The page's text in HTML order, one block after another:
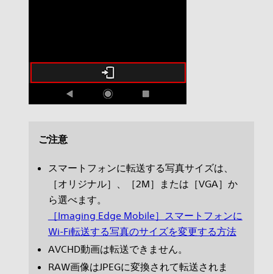
ご注意
スマートフォンに転送する写真サイズは、
［オリジナル］、［2M］または［VGA］か
ら選べます。
［Imaging Edge Mobile］スマートフォンに
Wi-Fi転送する写真のサイズを変更する方法
AVCHD動画は転送できません。
RAW画像はJPEGに変換されて転送されま